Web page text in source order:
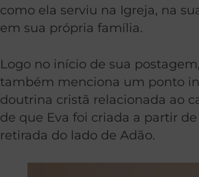
como ela serviu na Igreja, na
em sua própria família.
Logo no início de sua
também menciona um ponto
doutrina cristã relacionada ao
de que Eva foi criada a partir
retirada do lado de Adão.